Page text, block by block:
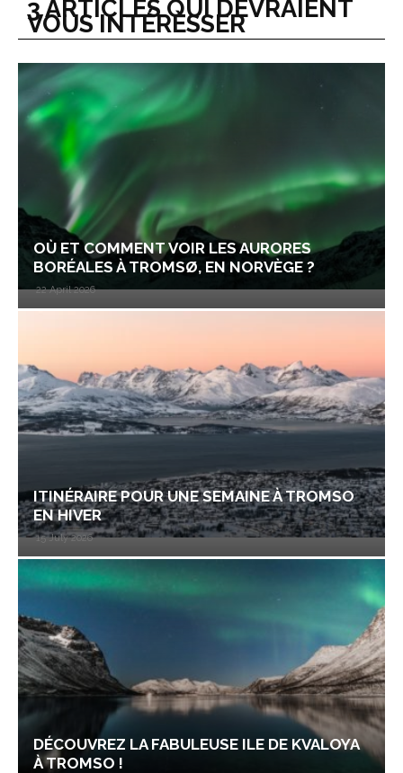
3 ARTICLES QUI DEVRAIENT
VOUS INTÉRESSER
OÙ ET COMMENT VOIR LES AURORES
BORÉALES À TROMSØ, EN NORVÈGE ?
22 April 2026
ITINÉRAIRE POUR UNE SEMAINE À TROMSO
EN HIVER
15 July 2026
DÉCOUVREZ LA FABULEUSE ILE DE KVALOYA
À TROMSO !